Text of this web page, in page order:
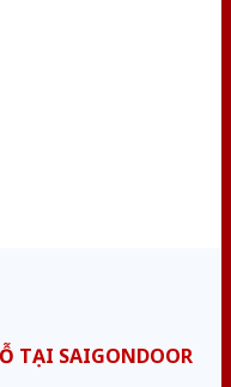
TẠI SAIGONDOOR